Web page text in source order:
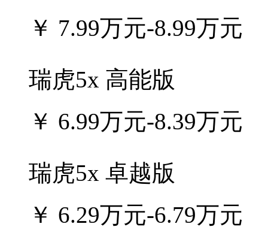
￥ 7.99万元-8.99万元
瑞虎5x 高能版
￥ 6.99万元-8.39万元
瑞虎5x 卓越版
￥ 6.29万元-6.79万元